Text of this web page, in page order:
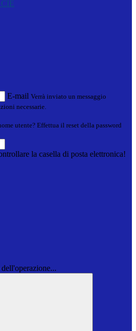
CIE
E-mail Verrà inviato un messaggio
necessarie.
utente? Effettua il reset della password
la casella di posta elettronica!